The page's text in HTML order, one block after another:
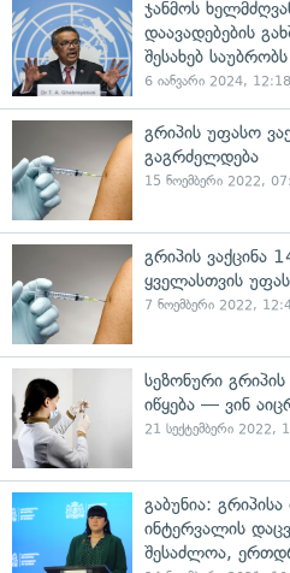
ჯანმოს
დაავადებების
შესახებ საუბრობს
6 იანვარი 2024, 12:18
გრიპის უფასო
გაგრძელდება
15 ნოემბერი 2022,
გრიპის ვაქცინა
ყველასთვის
7 ნოემბერი 2022,
სეზონური გრიპის
იწყება — ვინ
21 სექტემბერი 2022,
გაბუნია:
ინტერვალის
შესაძლოა,